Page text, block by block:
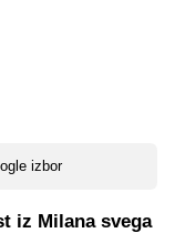
izbor
iz Milana svega